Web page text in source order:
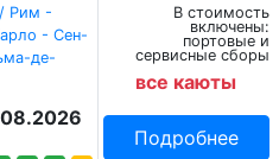
/ Рим -
- Сен-
де-
В стоимость
включены:
портовые и
сервисные сборы
все каюты
Подробнее